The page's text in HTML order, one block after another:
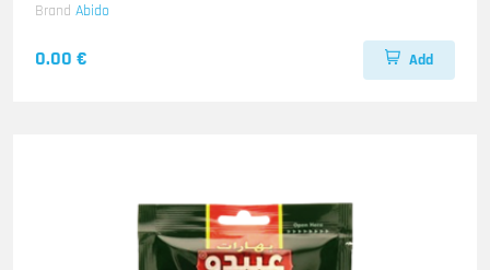
Brand Abido
0.00 € Add